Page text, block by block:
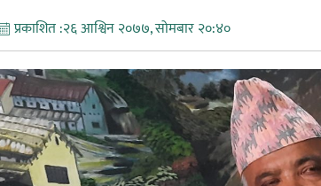
प्रकाशित :२६ आश्विन २०७७, सोमबार २०:४०